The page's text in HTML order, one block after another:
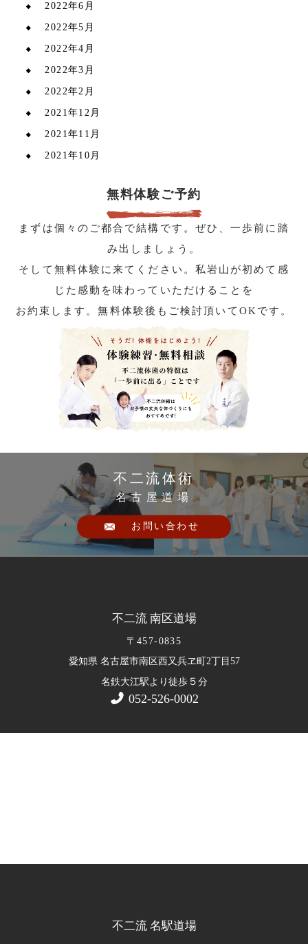
2022年6月
2022年5月
2022年4月
2022年3月
2022年2月
2021年12月
2021年11月
2021年10月
無料体験ご予約
まずは個々のご都合で結構です。ぜひ、一歩前に踏
み出しましょう。
そして無料体験に来てください。私岩山が初めて感
じた感動を味わっていただけることを
お約束します。無料体験後もご検討頂いてOKです。
不二流体術
名古屋道場
お問い合わせ
不二流 南区道場
〒457-0835
愛知県 名古屋市南区西又兵ヱ町2丁目57
名鉄大江駅より徒歩５ 分
052-526-0002
不二流 名駅道場